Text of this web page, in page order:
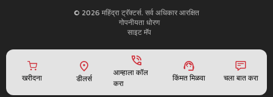
खरीदना डीलर्स
आम्हाला कॉल
करा
किंमत मिळवा चला बात करा
© 2026 महिंद्रा ट्रॅक्टर्स. सर्व अधिकार आरक्षित
गोपनीयता धोरण
साइट मॅप